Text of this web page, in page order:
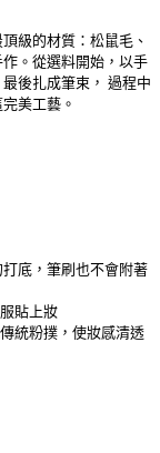
級的材質：松鼠毛、
。從選料開始，以手
後扎成筆束， 過程中
美工藝。
底，筆刷也不會附著
貼上妝
統粉撲，使妝感清透